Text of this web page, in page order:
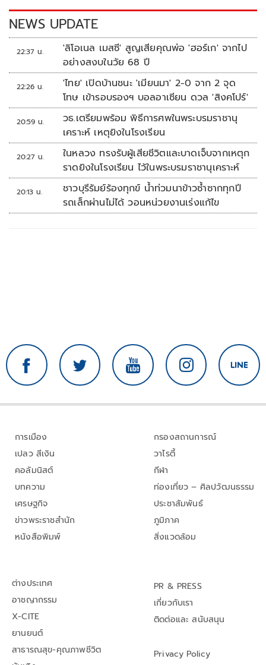
k k
NEWS UPDATE
22:37 น.
'ลิโอเนล เมสซี' สูญเสียคุณพ่อ 'ฮอร์เก' จากไป
อย่างสงบในวัย 68 ปี
22:26 น.
'ไทย' เปิดบ้านชนะ 'เมียนมา' 2-0 จาก 2 จุด
โทษ เข้ารอบรองฯ บอลอาเซียน ดวล 'สิงคโปร์'
20:59 น.
วธ.เตรียมพร้อม พิธีการศพในพระบรมราชานุ
เคราะห์ เหตุยิงในโรงเรียน
20:27 น.
ในหลวง ทรงรับผู้เสียชีวิตและบาดเจ็บจากเหตุก
ราดยิงในโรงเรียน ไว้ในพระบรมราชานุเคราะห์
20:13 น.
ชาวบุรีรัมย์ร้องทุกข์ น้ำท่วมนาข้าวซ้ำซากทุกปี
รถเล็กผ่านไม่ได้ วอนหน่วยงานเร่งแก้ไข
การเมือง
เปลว สีเงิน
คอลัมนิสต์
บทความ
เศรษฐกิจ
ข่าวพระราชสำนัก
หนังสือพิมพ์
กรองสถานการณ์
วาไรตี้
กีฬา
ท่องเที่ยว – ศิลปวัฒนธรรม
ประชาสัมพันธ์
ภูมิภาค
สิ่งแวดล้อม
ต่างประเทศ
อาชญากรรม
X-CITE
ยานยนต์
สาธารณสุข-คุณภาพชีวิต
PR & PRESS
เกี่ยวกับเรา
ติดต่อและ สนับสนุน
Privacy Policy